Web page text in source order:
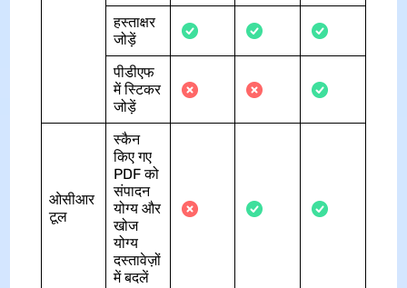
हस्ताक्षर
जोड़ें
पीडीएफ
में स्टिकर
जोड़ें
ओसीआर
टूल
स्कैन
किए गए
PDF को
संपादन
योग्य और
खोज
योग्य
दस्तावेज़ों
में बदलें